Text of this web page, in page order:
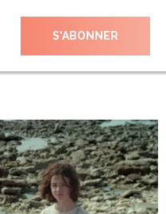
S’ABONNER